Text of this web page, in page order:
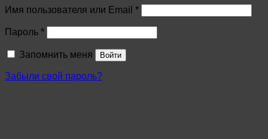
Имя пользователя или Email *
Пароль *
Запомнить меня Войти
Забыли свой пароль?